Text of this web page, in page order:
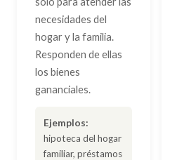
necesidades del
hogar y la familia.
Responden de ellas
los bienes
gananciales.
Ejemplos:
hipoteca del hogar
familiar, préstamos